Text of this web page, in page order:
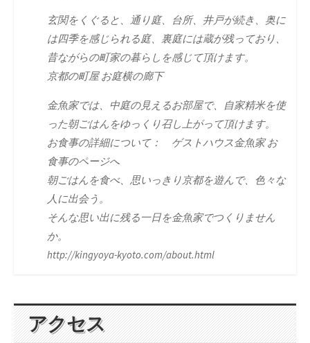
玄関をくぐると、通り庭、台所、井戸が続き、奥に
は四季を感じられる庭、裏庭には蔵が残っており、
昔ながらの町家の暮らしを感じて頂けます。
京都の町屋 お庭横の廊下
金魚家では、中庭の見えるお部屋で、自家精米を使
った朝ごはんをゆっくり召し上がって頂けます。
お食事の詳細について： ゲストハウス金魚家 お
食事のページへ
朝ごはんを食べ、思いっきり京都を遊んで、色々な
人に出会う。
そんな思い出に残る一日を金魚家でつくりません
か。
http://kingyoya-kyoto.com/about.html
アクセス